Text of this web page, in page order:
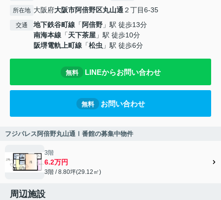
所在地 大阪府大阪市阿倍野区丸山通２丁目6-35
交通 地下鉄谷町線 「 阿倍野 」駅 徒歩13分
南海本線 「天下茶屋 」駅 徒歩10分
阪堺電軌上町線 「松虫 」駅 徒歩6分
無料 LINEからお問い合わせ
無料 お問い合わせ
フジパレス阿倍野丸山通Ⅰ番館の募集中物件
3階
6.2万円
3階 / 8.80坪(29.12㎡)
周辺施設